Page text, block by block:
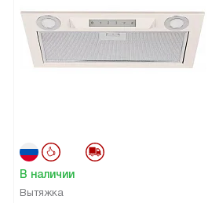
В наличии
Вытяжка